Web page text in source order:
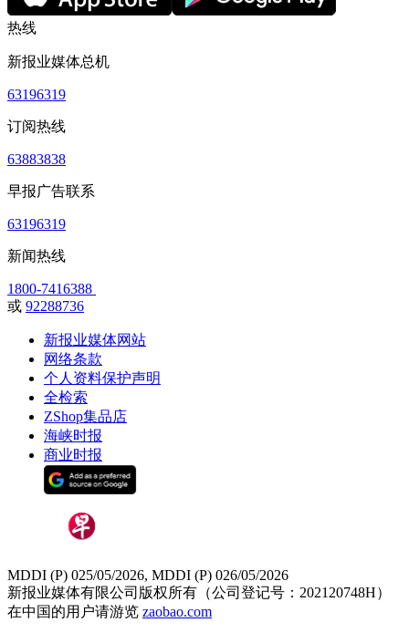
热线
新报业媒体总机
63196319
订阅热线
63883838
早报广告联系
63196319
新闻热线
1800-7416388
或 92288736
新报业媒体网站
网络条款
个人资料保护声明
全检索
ZShop集品店
海峡时报
商业时报
MDDI (P) 025/05/2026, MDDI (P) 026/05/2026
新报业媒体有限公司版权所有（公司登记号：202120748H）
在中国的用户请游览 zaobao.com